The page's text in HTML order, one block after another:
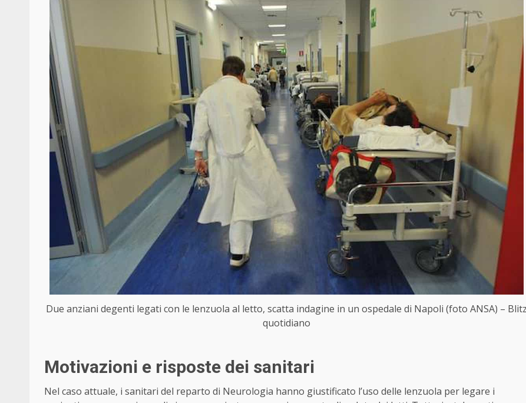
Due anziani degenti legati con le lenzuola al letto, scatta indagine in un ospedale di Napoli (foto ANSA) – Blitz
quotidiano
Motivazioni e risposte dei sanitari
Nel caso attuale, i sanitari del reparto di Neurologia hanno giustificato l’uso delle lenzuola per legare i